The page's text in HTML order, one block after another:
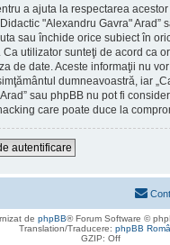
a ajuta la respectarea
"Alexandru Gavra" Arad”
sau închide orice subiect în
Ca utilizator sunteţi de acord ca
de date. Aceste informaţii nu
dumneavoastră, iar
sau phpBB nu pot fi
care poate duce la
autentificare
de phpBB® Forum Software ©
Translation/Traducere: phpBB
GZIP: Off